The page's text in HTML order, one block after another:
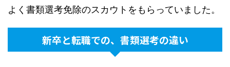
よく書類選考免除のスカウトをもらっていました。
新卒と転職での、書類選考の違い